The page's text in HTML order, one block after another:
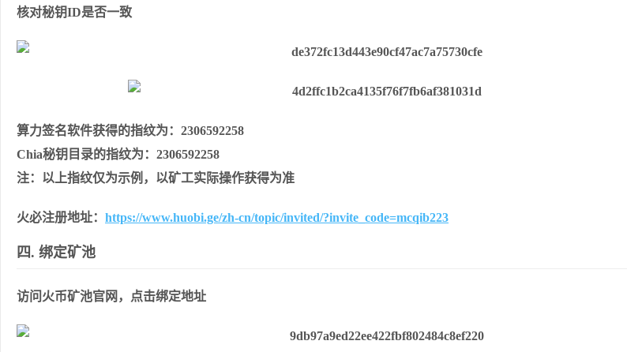
核对秘钥ID是否⼀致
算⼒签名软件获得的指纹为：2306592258
Chia秘钥⽬录的指纹为：2306592258
注：以上指纹仅为示例，以矿⼯实际操作获得为准
火必注册地址： https://www.huobi.ge/zh-cn/topic/invited/?invite_code=mcqib223
四. 绑定矿池
访问⽕币矿池官⽹，点击绑定地址